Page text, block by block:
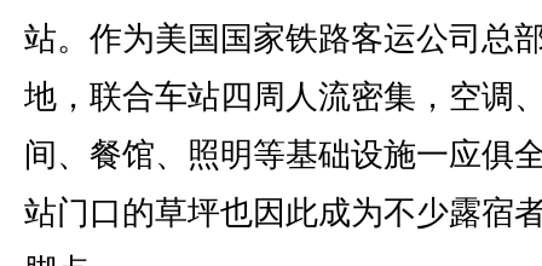
站。作为美国国家铁路客运公司总
地，联合车站四周人流密集，空调
间、餐馆、照明等基础设施一应俱
站门口的草坪也因此成为不少露宿